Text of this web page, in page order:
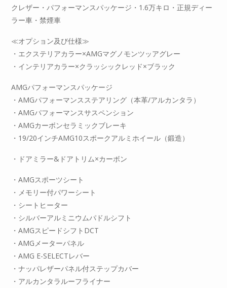
クレザー・パフォーマンスパッケージ・1.6万キロ・正規ディー
ラー車・禁煙車
≪オプション及び仕様≫
・エクステリアカラー×AMGマグノモンツッアグレー
・インテリアカラー×クラッシックレッド×ブラック
AMGパフォーマンスパッケージ
・AMGパフォーマンスステアリング（本革/アルカンタラ）
・AMGパフォーマンスサスペンション
・AMGカーボンセラミックブレーキ
・19/20インチAMG10スポークアルミホイール（鍛造）
・ドアミラー&ドアトリム×カーボン
・AMGスポーツシート
・メモリー付パワーシート
・シートヒーター
・シルバーアルミニウムパドルシフト
・AMGスピードシフトDCT
・AMGメーターパネル
・AMG E-SELECTレバー
・ナッパレザーパネル付ステップカバー
・アルカンタラルーフライナー